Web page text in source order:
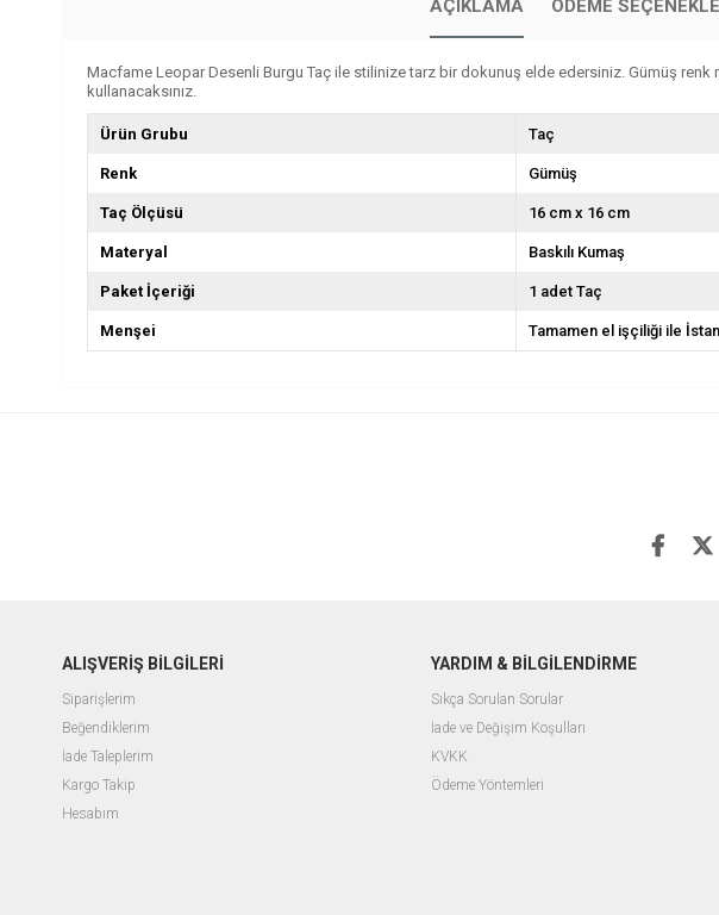
AÇIKLAMA ÖDEME
Macfame Leopar Desenli Burgu Taç ile stilinize tarz bir dokunuş elde edersiniz. Gümüş renk
kullanacaksınız.
Ürün Grubu Taç
Renk Gümüş
Taç Ölçüsü 16 cm x 16 cm
Materyal Baskılı Kumaş
Paket İçeriği 1 adet Taç
Menşei Tamamen el işçiliği ile
ALIŞVERİŞ BİLGİLERİ
Siparişlerim
Beğendiklerim
İade Taleplerim
Kargo Takip
Hesabım
YARDIM & BİLGİLENDİRME
Sıkça Sorulan Sorular
İade ve Değişim Koşulları
KVKK
Ödeme Yöntemleri